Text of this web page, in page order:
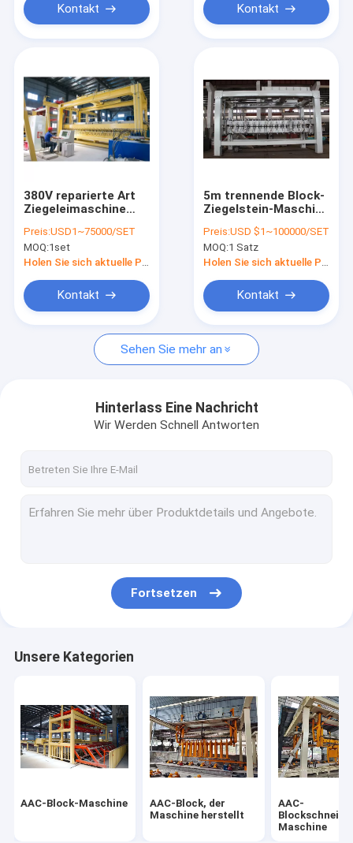
Produits
Über uns
Kontakt
AAC-Block, der Maschine herstellt
AAC-Blockschneiden-Maschine
Automatischer Betonblock, der Maschine herstellt
Halb automatischer Block, der Maschine herstellt
Leichte Wand-Maschine
AAC-Autoklav
AAC-Block-Betriebsmaschinerie
Kontakt Kontakt
380V reparierte Art
Ziegeleimaschine
AAC
Preis:USD1~75000/SET
MOQ:1set
Holen Sie sich aktuelle Preis
Kontakt
5m trennende Block-
Ziegelstein-Maschine
Autoklavabschnitt
Preis:USD $1~100000/SET
MOQ:1 Satz
Holen Sie sich aktuelle Preis
Kontakt
Sehen Sie mehr an
Hinterlass Eine Nachricht
Wir Werden Schnell Antworten
Fortsetzen
Unsere Kategorien
AAC-Block-Maschine
AAC-Block, der
Maschine herstellt
AAC-
Maschine